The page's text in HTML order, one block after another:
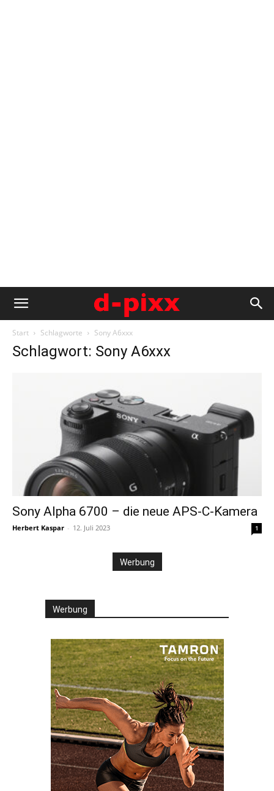
Start Schlagworte Sony A6xxx
Schlagwort: Sony A6xxx
Sony Alpha 6700 – die neue APS-C-Kamera
Herbert Kaspar - 12. Juli 2023 1
Werbung
Werbung